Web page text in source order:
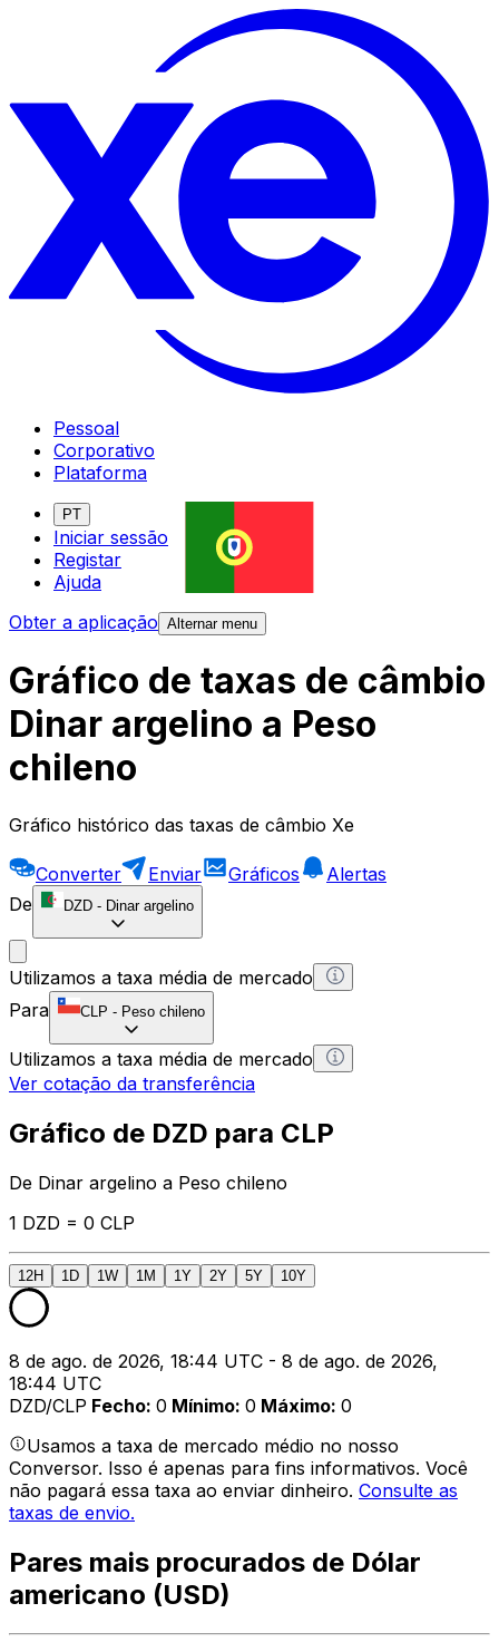
Pessoal
Corporativo
Plataforma
PT
Iniciar sessão
Registar
Ajuda
Obter a aplicação Alternar menu
Gráfico de taxas de câmbio
Dinar argelino a Peso
chileno
Gráfico histórico das taxas de câmbio Xe
Converter Enviar Gráficos
Alertas
De
DZD - Dinar argelino
Utilizamos a taxa média de mercado
Para
CLP - Peso chileno
Utilizamos a taxa média de mercado
Ver cotação da transferência
Gráfico de DZD para CLP
De Dinar argelino a Peso chileno
1 DZD = 0 CLP
12H 1D 1W 1M 1Y 2Y 5Y 10Y
8 de ago. de 2026, 18:44 UTC - 8 de ago. de 2026,
18:44 UTC
DZD/CLP Fecho: 0 Mínimo: 0 Máximo: 0
Usamos a taxa de mercado médio no nosso
Conversor. Isso é apenas para fins informativos. Você
não pagará essa taxa ao enviar dinheiro. Consulte as
taxas de envio.
Pares mais procurados de Dólar
americano (USD)